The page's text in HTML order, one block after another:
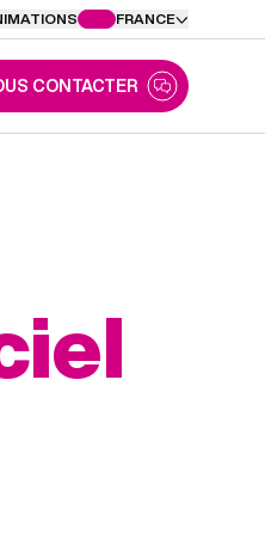
FRANCE
CONTACTER